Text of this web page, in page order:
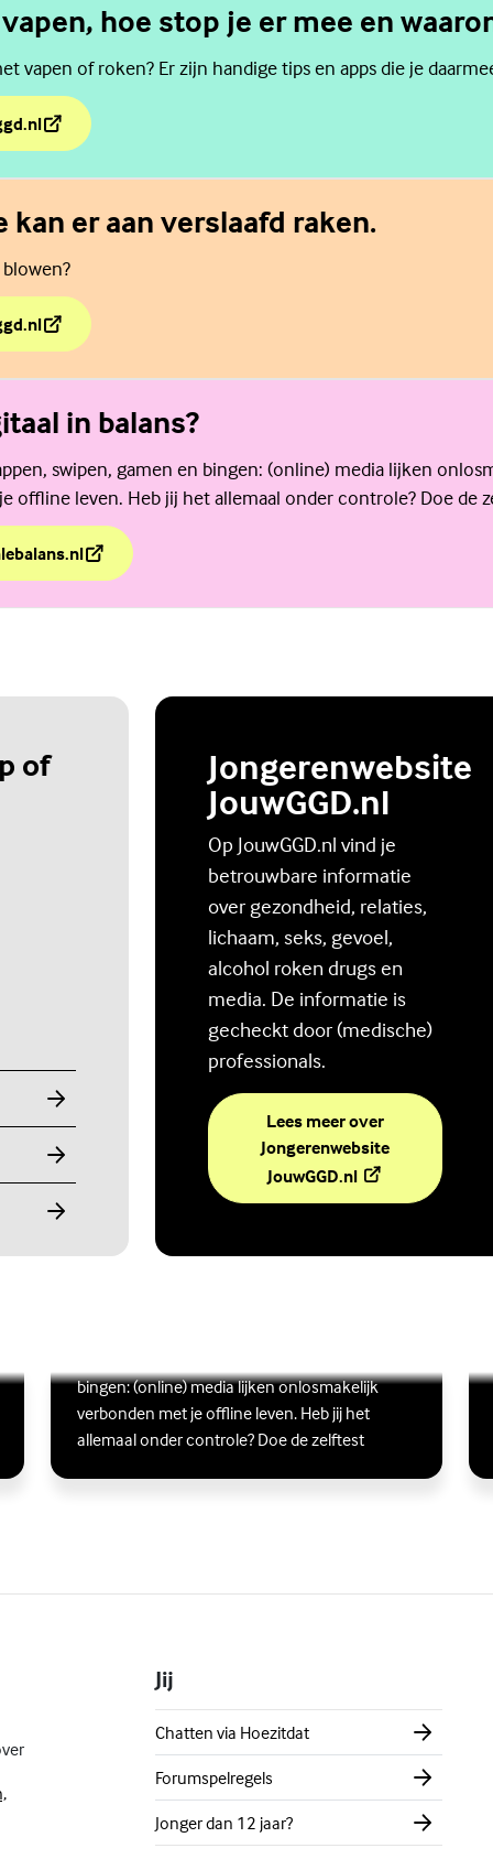
hoe stop je er mee en
vapen of roken? Er zijn handige tips en apps die je
vapen, hoe stop je er mee en waarom.
kan er aan verslaafd raken.
kan er aan verslaafd raken.
in balans?
swipen, gamen en bingen: (online) media lijken
offline leven. Heb jij het allemaal onder controle? Doe de
in balans?
of
Jongerenwebsite
JouwGGD.nl
Op JouwGGD.nl vind je
betrouwbare informatie
over gezondheid, relaties,
lichaam, seks, gevoel,
alcohol roken drugs en
media. De informatie is
gecheckt door (medische)
professionals.
Lees meer over
Jongerenwebsite
JouwGGD.nl(Externe link)
bingen: (online) media lijken onlosmakelijk
verbonden met je offline leven. Heb jij het
allemaal onder controle? Doe de zelftest
Lees meer over Ben jij digitaal in balans?
(Externe link)
Jij
Chatten via Hoezitdat
Forumspelregels
Jonger dan 12 jaar?